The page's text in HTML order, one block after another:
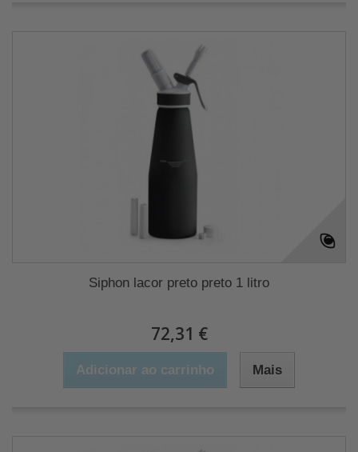
Siphon lacor preto preto 1 litro
72,31 €
Adicionar ao carrinho Mais